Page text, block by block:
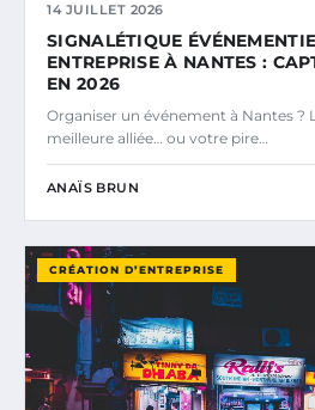
14 JUILLET 2026
SIGNALÉTIQUE
ENTREPRISE À NANTES :
EN 2026
Organiser un événement à Nantes ?
meilleure alliée… ou votre pire…
ANAÏS BRUN
CRÉATION D’ENTREPRISE